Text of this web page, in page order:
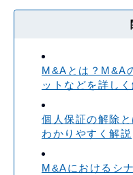
M&Aとは？M&A
ットなどを詳しく
個人保証の解除
わかりやすく解説
M&Aにおけるシ